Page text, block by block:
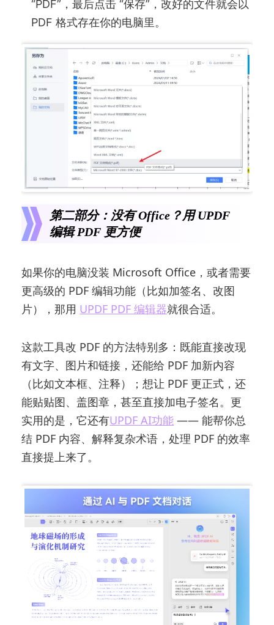
“PDF”，最后点击 “保存”，改好的文件就会以
PDF 格式存在你的电脑里。
第二部分：没有 Office？用 UPDF
编辑 PDF 更方便
如果你的电脑没装 Microsoft Office，或者需要
更高级的 PDF 编辑功能（比如加签名、改图
片），那用 UPDF PDF 编辑器就很合适。
这款工具改 PDF 的方法特别多：既能直接改现
有文字、图片和链接，还能给 PDF 加新内容
（比如文本框、注释）；想让 PDF 更正式，还
能贴贴图、盖图章，甚至直接加电子签名。更
实用的是，它还有UPDF AI功能 —— 能帮你总
结 PDF 内容、解释复杂术语，处理 PDF 的效率
直接提上来了。